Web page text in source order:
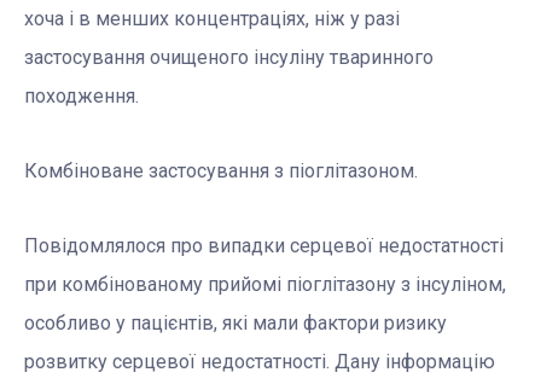
хоча і в менших концентраціях, ніж у разі
застосування очищеного інсуліну тваринного
походження.
Комбіноване застосування з піоглітазоном.
Повідомлялося про випадки серцевої недостатності
при комбінованому прийомі піоглітазону з інсуліном,
особливо у пацієнтів, які мали фактори ризику
розвитку серцевої недостатності. Дану інформацію